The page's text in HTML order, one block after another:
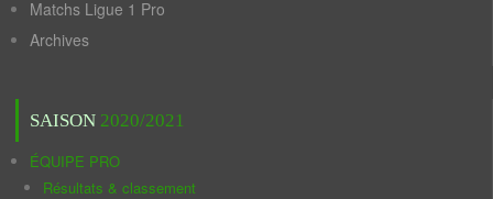
Matchs Ligue 1 Pro
Archives
SAISON 2020/2021
ÉQUIPE PRO
Résultats & classement